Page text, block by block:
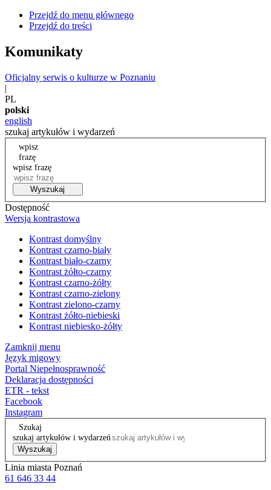
Przejdź do menu głównego
Przejdź do treści
Komunikaty
Oficjalny serwis o kulturze w Poznaniu
|
PL
polski
english
szukaj artykułów i wydarzeń
wpisz
frazę
wpisz frazę
Wyszukaj
Dostępność
Wersja kontrastowa
Kontrast domyślny
Kontrast czarno-biały
Kontrast biało-czarny
Kontrast żółto-czarny
Kontrast czarno-żółty
Kontrast czarno-zielony
Kontrast zielono-czarny
Kontrast żółto-niebieski
Kontrast niebiesko-żółty
Zamknij menu
Język migowy
Portal Niepełnosprawność
Deklaracja dostępności
ETR - tekst
Facebook
Instagram
Szukaj
szukaj artykułów i wydarzeń
Wyszukaj
Linia miasta Poznań
61 646 33 44